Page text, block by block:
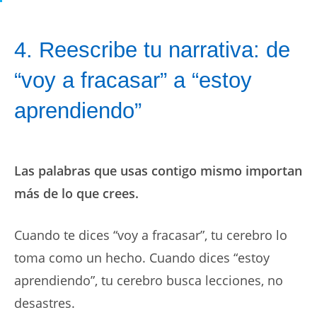
4. Reescribe tu narrativa: de
“voy a fracasar” a “estoy
aprendiendo”
Las palabras que usas contigo mismo importan
más de lo que crees.
Cuando te dices “voy a fracasar”, tu cerebro lo
toma como un hecho. Cuando dices “estoy
aprendiendo”, tu cerebro busca lecciones, no
desastres.